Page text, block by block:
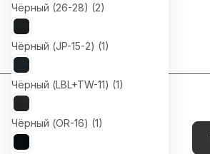
Чёрный (26-28) (2)
Чёрный (JP-15-2) (1)
Чёрный (LBL+TW-11) (1)
Чёрный (OR-16) (1)
Подписаться